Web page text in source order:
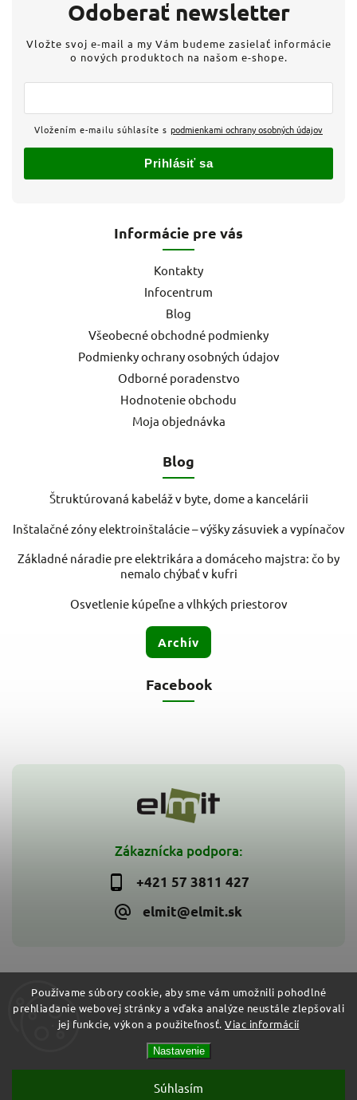
Používame súbory cookie, aby sme vám umožnili pohodlné
prehliadanie webovej stránky a vďaka analýze neustále zlepšovali
jej funkcie, výkon a použiteľnosť. Viac informácií
Nastavenie
Súhlasím
Zákaznícka podpora:
+421 57 3811 427
elmit@elmit.sk
Informácie pre vás
Kontakty
Infocentrum
Blog
Všeobecné obchodné podmienky
Podmienky ochrany osobných údajov
Odborné poradenstvo
Hodnotenie obchodu
Moja objednávka
Blog
Štruktúrovaná kabeláž v byte, dome a kancelárii
Inštalačné zóny elektroinštalácie – výšky zásuviek a vypínačov
Základné náradie pre elektrikára a domáceho majstra: čo by
nemalo chýbať v kufri
Osvetlenie kúpeľne a vlhkých priestorov
Archív
Odoberať newsletter
Vložte svoj e-mail a my Vám budeme zasielať informácie
o nových produktoch na našom e-shope.
Vložením e-mailu súhlasíte s podmienkami ochrany osobných údajov
Prihlásiť sa
Facebook
Copyright 2026ELMIT - Elektroinštalačný materiál, svietidlá.
Všetky práva vyhradené.
Shoptet| Design